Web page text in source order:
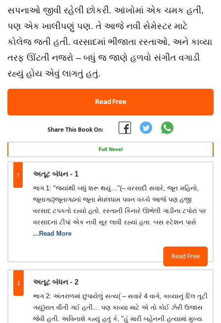
સપનાઓ જીવી રહેલી છોકરી. આંખોમાં એક ચમક હતી,
પણ એક ખાલીપણું પણ. તે આજે નવી સેમેસ્ટર માટે
કોલેજ જતી હતી. વરસાદમાં ભીંજાતા રસ્તાઓ, અને કાવ્યા
તરફ ઊંટતી નજરો – બધું જ જાણે હળવો સંગીત વગાડી
રહ્યું હોય એવું લાગતું હતું.
Read Free
Share This Book On:
Full Novel
1 અતૂટ બંધન - 1
Read Free
ભાગ 1: "જ્યાંથી બધું શરૂ થયું…"(– વરસાદી સવારે, જૂન મહિનો,
જૂનાગઢ)જૂનાગઢનાં જૂના મેઘલધામ પવન વચ્ચે આજે પણ હજી
વરસાદ ટપકતો રહ્યો હતો. રસ્તાની કિનારે ઊભેલી ગાડીના ટપોરાં પર
વરસાદનાં ટીપાં એક નવી સૂર લાવી રહ્યાં હતા. બસ સ્ટેશન પાસે
...Read More
2 અતૂટ બંધન - 2
ભાગ 2: અંતરાળમાં છુપાયેલું સત્ય( – સવારે 4 વાગે, કાવ્યાનું દિલ તૂટી
ગયું)રાત વીતી ગઈ હતી… પણ કાવ્યા માટે એ તો કોઈ ઝેરી ઉજાસ
જેવી હતી. અવિનાશે કહ્યું હતું કે, "હું મારી બહેનની હત્યામાં મુખ્ય